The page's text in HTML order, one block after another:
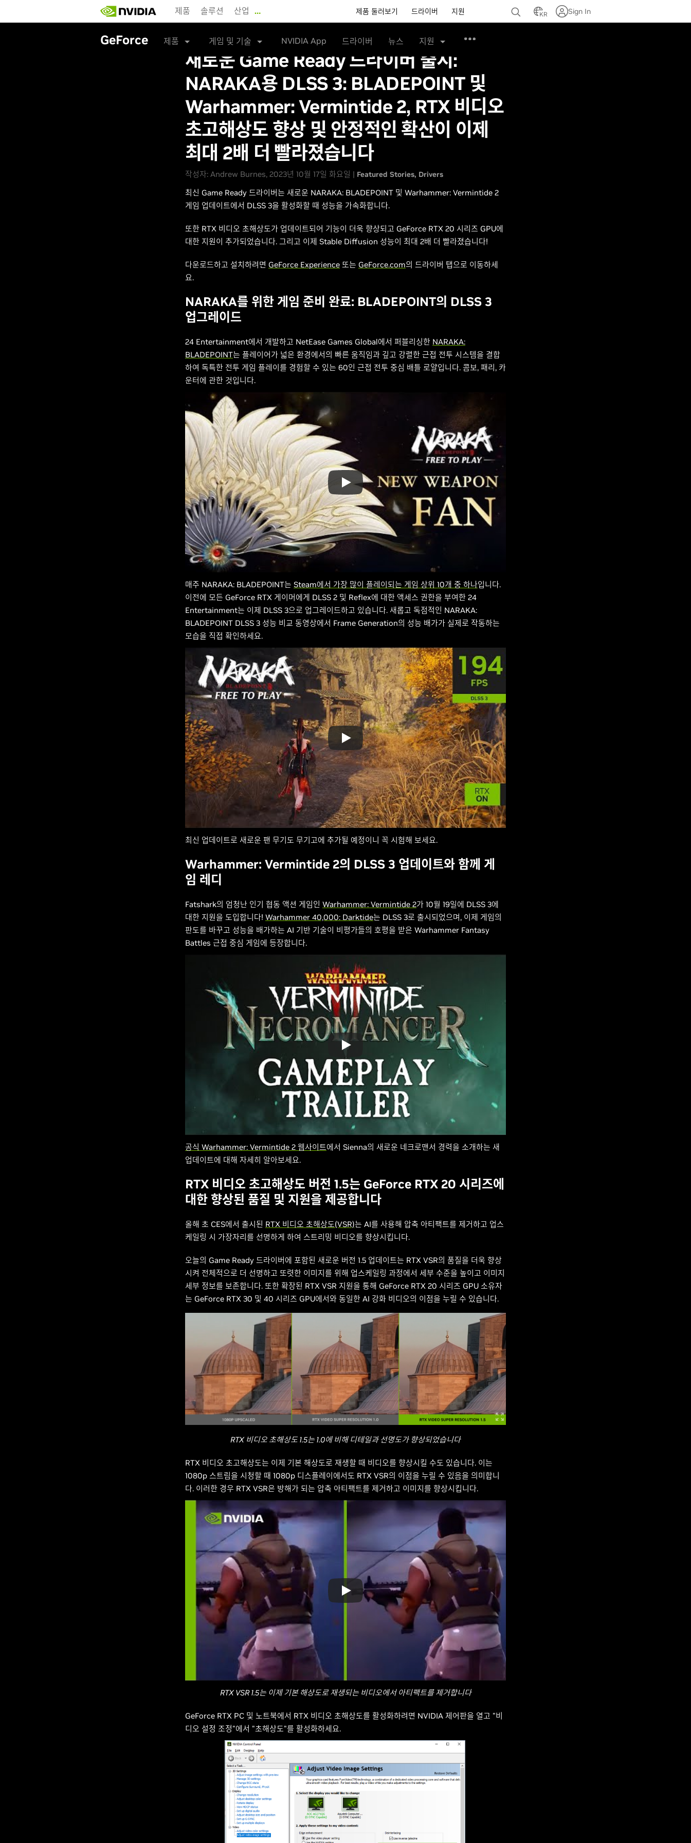
main
제품 솔루션 산업 … 제품 둘러보기 드라이버 지원 KR Sign In
GeForce 제품 게임 및 기술 NVIDIA App 드라이버 뉴스 지원
새로운 Game Ready 드라이버 출시:
NARAKA용 DLSS 3: BLADEPOINT 및
Warhammer: Vermintide 2, RTX 비디오
초고해상도 향상 및 안정적인 확산이 이제
최대 2배 더 빨라졌습니다
작성자: Andrew Burnes, 2023년 10월 17일 화요일 | Featured Stories Drivers
최신 Game Ready 드라이버는 새로운 NARAKA: BLADEPOINT 및 Warhammer: Vermintide 2
게임 업데이트에서 DLSS 3을 활성화할 때 성능을 가속화합니다.
또한 RTX 비디오 초해상도가 업데이트되어 기능이 더욱 향상되고 GeForce RTX 20 시리즈 GPU에
대한 지원이 추가되었습니다. 그리고 이제 Stable Diffusion 성능이 최대 2배 더 빨라졌습니다!
다운로드하고 설치하려면 GeForce Experience 또는 GeForce.com의 드라이버 탭으로 이동하세
요.
NARAKA를 위한 게임 준비 완료: BLADEPOINT의 DLSS 3
업그레이드
24 Entertainment에서 개발하고 NetEase Games Global에서 퍼블리싱한 NARAKA:
BLADEPOINT는 플레이어가 넓은 환경에서의 빠른 움직임과 깊고 강렬한 근접 전투 시스템을 결합
하여 독특한 전투 게임 플레이를 경험할 수 있는 60인 근접 전투 중심 배틀 로얄입니다. 콤보, 패리, 카
운터에 관한 것입니다.
매주 NARAKA: BLADEPOINT는 Steam에서 가장 많이 플레이되는 게임 상위 10개 중 하나입니다.
이전에 모든 GeForce RTX 게이머에게 DLSS 2 및 Reflex에 대한 액세스 권한을 부여한 24
Entertainment는 이제 DLSS 3으로 업그레이드하고 있습니다. 새롭고 독점적인 NARAKA:
BLADEPOINT DLSS 3 성능 비교 동영상에서 Frame Generation의 성능 배가가 실제로 작동하는
모습을 직접 확인하세요.
최신 업데이트로 새로운 팬 무기도 무기고에 추가될 예정이니 꼭 시험해 보세요.
Warhammer: Vermintide 2의 DLSS 3 업데이트와 함께 게
임 레디
Fatshark의 엄청난 인기 협동 액션 게임인 ​​ Warhammer: Vermintide 2가 10월 19일에 DLSS 3에
대한 지원을 도입합니다! Warhammer 40,000: Darktide는 DLSS 3로 출시되었으며, 이제 게임의
판도를 바꾸고 성능을 배가하는 AI 기반 기술이 비평가들의 호평을 받은 Warhammer Fantasy
Battles 근접 중심 게임에 등장합니다.
공식 Warhammer: Vermintide 2 웹사이트에서 Sienna의 새로운 네크로맨서 경력을 소개하는 새
업데이트에 대해 자세히 알아보세요.
RTX 비디오 초고해상도 버전 1.5는 GeForce RTX 20 시리즈에
대한 향상된 품질 및 지원을 제공합니다
올해 초 CES에서 출시된 RTX 비디오 초해상도(VSR)는 AI를 사용해 압축 아티팩트를 제거하고 업스
케일링 시 가장자리를 선명하게 하여 스트리밍 비디오를 향상시킵니다.
오늘의 Game Ready 드라이버에 포함된 새로운 버전 1.5 업데이트는 RTX VSR의 품질을 더욱 향상
시켜 전체적으로 더 선명하고 또렷한 이미지를 위해 업스케일링 과정에서 세부 수준을 높이고 이미지
세부 정보를 보존합니다. 또한 확장된 RTX VSR 지원을 통해 GeForce RTX 20 시리즈 GPU 소유자
는 GeForce RTX 30 및 40 시리즈 GPU에서와 동일한 AI 강화 비디오의 이점을 누릴 수 있습니다.
RTX 비디오 초해상도 1.5는 1.0에 비해 디테일과 선명도가 향상되었습니다
RTX 비디오 초고해상도는 이제 기본 해상도로 재생할 때 비디오를 향상시킬 수도 있습니다. 이는
1080p 스트림을 시청할 때 1080p 디스플레이에서도 RTX VSR의 이점을 누릴 수 있음을 의미합니
다. 이러한 경우 RTX VSR은 방해가 되는 압축 아티팩트를 제거하고 이미지를 향상시킵니다.
RTX VSR 1.5는 이제 기본 해상도로 재생되는 비디오에서 아티팩트를 제거합니다
GeForce RTX PC 및 노트북에서 RTX 비디오 초해상도를 활성화하려면 NVIDIA 제어판을 열고 "비
디오 설정 조정"에서 "초해상도"를 활성화하세요.